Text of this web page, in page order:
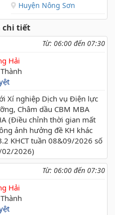
Huyện Nông Sơn
chi tiết
Từ: 06:00 đến 07:30
Hải
Xí nghiệp Dịch vụ Điện lực
Châm dầu CBM MBA
(Điều chỉnh thời gian mất
ảnh hưởng đề KH khác
KHCT tuần 08&09/2026 số
02/2026)
Từ: 06:00 đến 07:30
Hải